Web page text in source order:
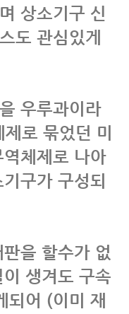
상소기구 신
도 관심있게
우루과이라
로 묶었던 미
체제로 나아
구가 구성되
을 할수가 없
생겨도 구속
되어 (이미 재